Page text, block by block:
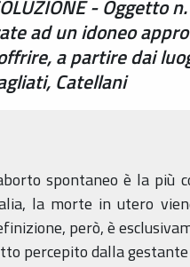
- Oggetto
ad un idoneo
a partire dai
Catellani
spontaneo è la più
la morte in utero
però, è
percepito dalla gestante